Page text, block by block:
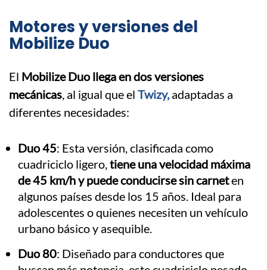
Motores y versiones del
Mobilize Duo
El Mobilize Duo llega en dos versiones
mecánicas, al igual que el Twizy,adaptadas a
diferentes necesidades:
Duo 45: Esta versión, clasificada como
cuadriciclo ligero,tiene una velocidad máxima
de 45 km/h y puede conducirse sin carneten
algunos países desde los 15 años. Ideal para
adolescentes o quienes necesiten un vehículo
urbano básico y asequible.
Duo 80: Diseñado para conductores que